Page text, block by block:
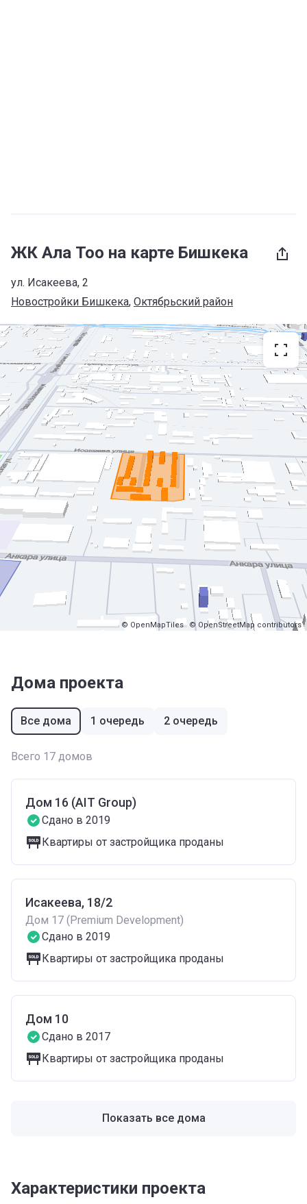
ЖК Ала Тоо на карте Бишкека
ул. Исакеева, 2
Новостройки Бишкека, Октябрьский район
© OpenMapTiles © OpenStreetMap contributors
Дома проекта
Все дома 1 очередь 2 очередь
Всего 17 домов
Дом 16 (AIT Group)
Сдано в 2019
Квартиры от застройщика проданы
Исакеева, 18/2
Дом 17 (Premium Development)
Сдано в 2019
Квартиры от застройщика проданы
Дом 10
Сдано в 2017
Квартиры от застройщика проданы
Показать все дома
Характеристики проекта